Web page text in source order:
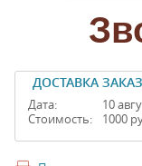
ДОСТАВКА
Дата:
Стоимость:
10
1000